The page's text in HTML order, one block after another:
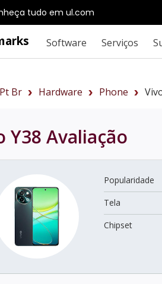
tudo em ul.com
Software Serviços
Pt Br Hardware Phone
Y38 Avaliação
Popularidade
Tela
Chipset